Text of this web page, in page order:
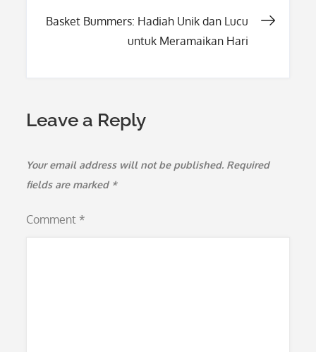
navigation
Basket Bummers: Hadiah Unik dan Lucu
untuk Meramaikan Hari
Leave a Reply
Your email address will not be published. Required
fields are marked *
Comment *